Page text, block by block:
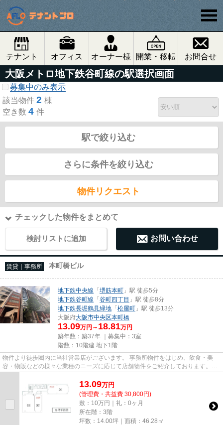
テナント オフィス オーナー様 開業・移転 お問合せ
大阪メトロ地下鉄谷町線の駅選択画面
募集中のみ表示
該当物件 2 棟
空き数 4 件
駅で絞り込む
さらに条件を絞り込む
物件リクエスト
チェックした物件をまとめて
検討リストに追加 お問い合わせ
賃貸｜事務所 本町橋ビル
地下鉄中央線 「堺筋本町 」駅 徒歩5分
地下鉄谷町線 「谷町四丁目 」駅 徒歩8分
地下鉄長堀鶴見緑地 「松屋町 」駅 徒歩13分
大阪府大阪市中央区本町橋
13.09万円～ 18.81万円
築年数：築37年 ｜募集中： 3室
階数：10階建 地下1階
物件より徒歩圏内に当社営業店がございます。 事務所物件をはじめ、飲食・美
容・物販などの様々な業種のニーズに応じて店舗物件をご紹介しております。
尚、弊社ではおとり広告は一切...
13.09万円
(管理費・共益費 30,800円)
敷：10万円｜礼：0ヶ月
所在階：3階
坪数：14.00坪｜面積：46.28㎡